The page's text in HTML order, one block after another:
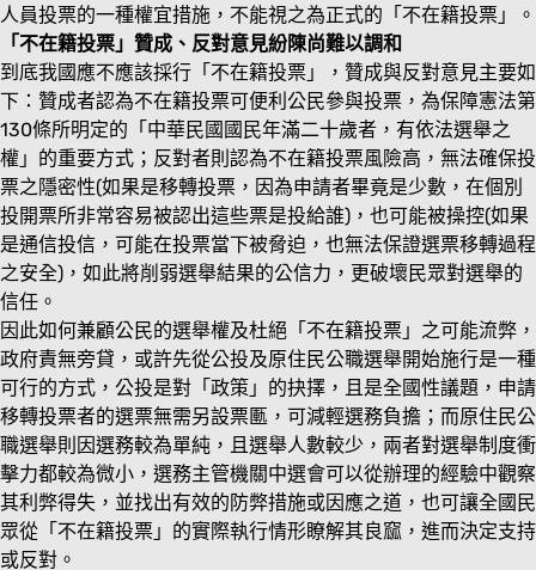
人員投票的一種權宜措施，不能視之為正式的「不在籍投票」。
「不在籍投票」贊成、反對意見紛陳尚難以調和
到底我國應不應該採行「不在籍投票」，贊成與反對意見主要如
下：贊成者認為不在籍投票可便利公民參與投票，為保障憲法第
130條所明定的「中華民國國民年滿二十歲者，有依法選舉之
權」的重要方式；反對者則認為不在籍投票風險高，無法確保投
票之隱密性(如果是移轉投票，因為申請者畢竟是少數，在個別
投開票所非常容易被認出這些票是投給誰)，也可能被操控(如果
是通信投信，可能在投票當下被脅迫，也無法保證選票移轉過程
之安全)，如此將削弱選舉結果的公信力，更破壞民眾對選舉的
信任。
因此如何兼顧公民的選舉權及杜絕「不在籍投票」之可能流弊，
政府責無旁貸，或許先從公投及原住民公職選舉開始施行是一種
可行的方式，公投是對「政策」的抉擇，且是全國性議題，申請
移轉投票者的選票無需另設票匭，可減輕選務負擔；而原住民公
職選舉則因選務較為單純，且選舉人數較少，兩者對選舉制度衝
擊力都較為微小，選務主管機關中選會可以從辦理的經驗中觀察
其利弊得失，並找出有效的防弊措施或因應之道，也可讓全國民
眾從「不在籍投票」的實際執行情形瞭解其良窳，進而決定支持
或反對。